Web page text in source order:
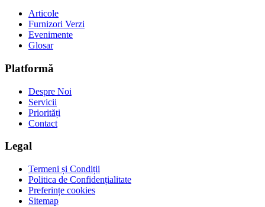
Articole
Furnizori Verzi
Evenimente
Glosar
Platformă
Despre Noi
Servicii
Priorități
Contact
Legal
Termeni și Condiții
Politica de Confidențialitate
Preferințe cookies
Sitemap